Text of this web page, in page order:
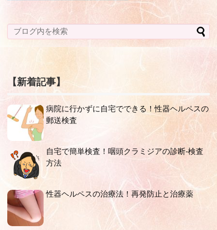
【新着記事】
病院に行かずに自宅でできる！性器ヘルペスの
郵送検査
自宅で簡単検査！咽頭クラミジアの診断-検査
方法
性器ヘルペスの治療法！再発防止と治療薬